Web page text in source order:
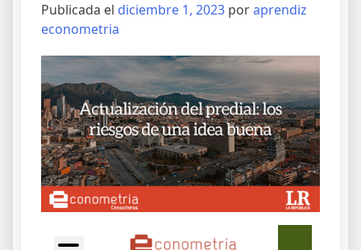
Publicada el diciembre 1, 2023 poraprendiz
econometria